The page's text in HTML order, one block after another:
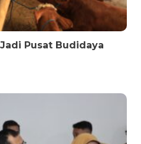
Pusat Budidaya